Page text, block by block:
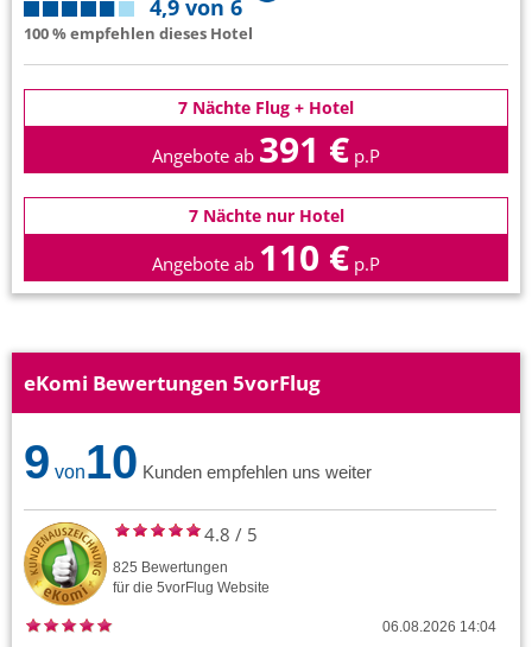
4,9 von 6
100 % empfehlen dieses Hotel
7 Nächte Flug + Hotel
Angebote ab 391 € p.P
7 Nächte nur Hotel
Angebote ab 110 € p.P
eKomi Bewertungen 5vorFlug
9 von10 Kunden empfehlen uns weiter
4.8 / 5
825 Bewertungen
für die 5vorFlug Website
06.08.2026 14:04